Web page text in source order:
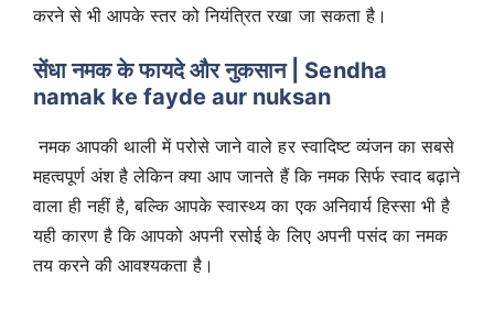
करने से भी आपके स्तर को नियंत्रित रखा जा सकता है।
सेंधा नमक के फायदे और नुकसान | Sendha
namak ke fayde aur nuksan
नमक आपकी थाली में परोसे जाने वाले हर स्वादिष्ट व्यंजन का सबसे
महत्वपूर्ण अंश है लेकिन क्या आप जानते हैं कि नमक सिर्फ स्वाद बढ़ाने
वाला ही नहीं है, बल्कि आपके स्वास्थ्य का एक अनिवार्य हिस्सा भी है
यही कारण है कि आपको अपनी रसोई के लिए अपनी पसंद का नमक
तय करने की आवश्यकता है।